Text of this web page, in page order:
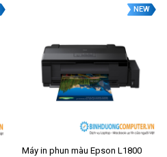
NEW
Máy in phun màu Epson L1800